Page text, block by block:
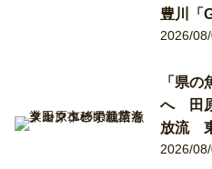
豊川「
2026/
「県
へ 田
放流
2026/